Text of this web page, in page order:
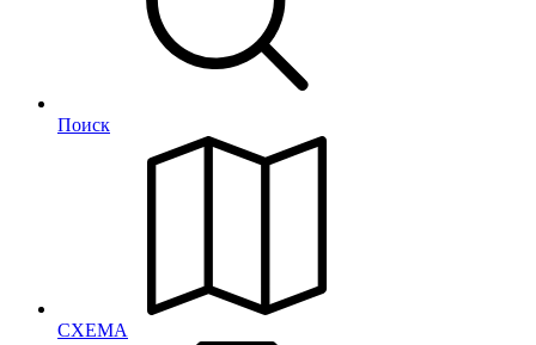
Поиск
СХЕМА